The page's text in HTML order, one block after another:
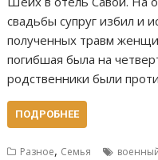
свадьбы супруг избил и
полученных травм
погибшая была на
родственники были
ПОДРОБНЕЕ
Разное, Семья